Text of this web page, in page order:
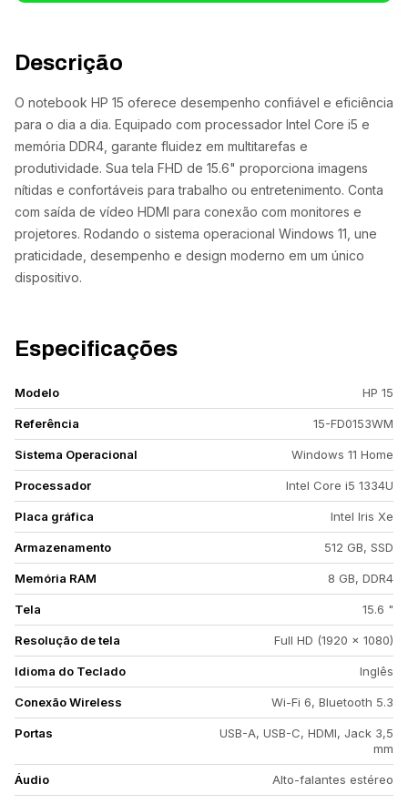
Descrição
O notebook HP 15 oferece desempenho confiável e eficiência
para o dia a dia. Equipado com processador Intel Core i5 e
memória DDR4, garante fluidez em multitarefas e
produtividade. Sua tela FHD de 15.6" proporciona imagens
nítidas e confortáveis para trabalho ou entretenimento. Conta
com saída de vídeo HDMI para conexão com monitores e
projetores. Rodando o sistema operacional Windows 11, une
praticidade, desempenho e design moderno em um único
dispositivo.
Especificações
Modelo HP 15
Referência 15-FD0153WM
Sistema Operacional Windows 11 Home
Processador Intel Core i5 1334U
Placa gráfica Intel Iris Xe
Armazenamento 512 GB, SSD
Memória RAM 8 GB, DDR4
Tela 15.6 "
Resolução de tela Full HD (1920 x 1080)
Idioma do Teclado Inglês
Conexão Wireless Wi-Fi 6, Bluetooth 5.3
Portas
USB-A, USB-C, HDMI, Jack 3,5
mm
Áudio Alto-falantes estéreo